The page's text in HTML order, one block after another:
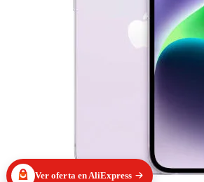
Ver oferta en AliExpress